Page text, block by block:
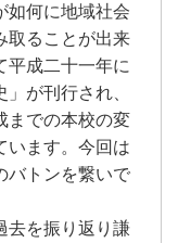
如何に地域社会
取ることが出来
平成二十一年に
が刊行され、
までの本校の変
います。今回は
バトンを繋いで
去を振り返り謙